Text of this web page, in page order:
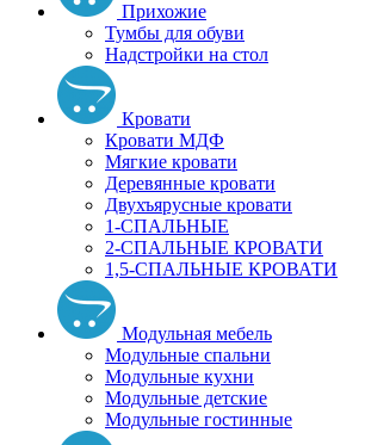
Прихожие
Тумбы для обуви
Надстройки на стол
Кровати
Кровати МДФ
Мягкие кровати
Деревянные кровати
Двухъярусные кровати
1-СПАЛЬНЫЕ
2-СПАЛЬНЫЕ КРОВАТИ
1,5-СПАЛЬНЫЕ КРОВАТИ
Модульная мебель
Модульные спальни
Модульные кухни
Модульные детские
Модульные гостинные